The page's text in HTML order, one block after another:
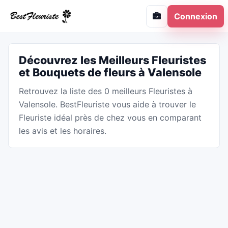
Connexion
Découvrez les Meilleurs Fleuristes
et Bouquets de fleurs à Valensole
Retrouvez la liste des 0 meilleurs Fleuristes à
Valensole. BestFleuriste vous aide à trouver le
Fleuriste idéal près de chez vous en comparant
les avis et les horaires.